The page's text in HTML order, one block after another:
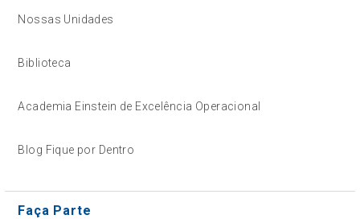
Nossas Unidades
Biblioteca
Academia Einstein de Excelência Operacional
Blog Fique por Dentro
Faça Parte